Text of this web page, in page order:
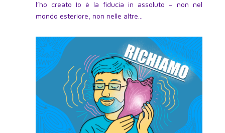
l’ho creato Io è la fiducia in assoluto – non nel
mondo esteriore, non nelle altre...